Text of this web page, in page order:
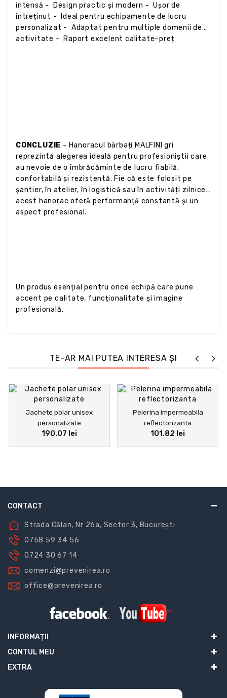
intensă - Design practic și modern - Ușor de
întreținut - Ideal pentru echipamente de lucru
personalizat - Adaptat pentru multiple domenii de
activitate - Raport excelent calitate–preț
CONCLUZIE - Hanoracul bărbați MALFINI gri
reprezintă alegerea ideală pentru profesioniștii care
au nevoie de o îmbrăcăminte de lucru fiabilă,
confortabilă și rezistentă. Fie că este folosit pe
șantier, în atelier, în logistică sau în activități zilnice,
acest hanorac oferă performanță constantă și un
aspect profesional.
Un produs esențial pentru orice echipă care pune
accent pe calitate, funcționalitate și imagine
profesională.
TE-AR MAI PUTEA INTERESA ȘI
Jachete polar unisex
personalizate
190.07 lei
Pelerina impermeabila
reflectorizanta
101.82 lei
CONTACT
Strada Călan, Nr 26a, Sector 3, București
0758 59 34 56
0724 30 67 14
comenzi@prevenirea.ro
office@prevenirea.ro
INFORMAŢII
CONTUL MEU
EXTRA